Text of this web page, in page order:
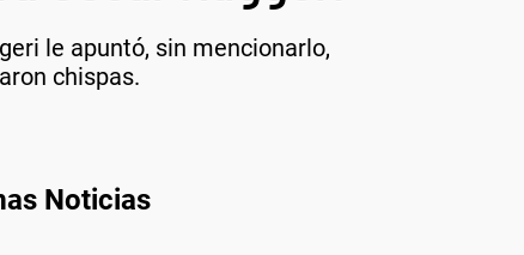
le apuntó, sin mencionarlo,
chispas.
Noticias